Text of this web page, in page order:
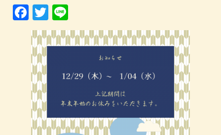
F
a
c
e
b
o
o
k
T
w
it
n
e